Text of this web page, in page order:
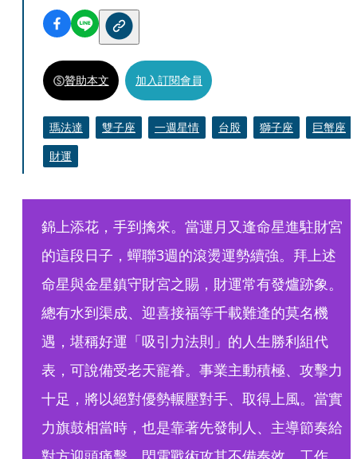
贊助本文 加入訂閱會員
瑪法達 雙子座 一週星情 台股 獅子座
巨蟹座
財運
錦上添花，手到擒來。當運月又逢命星進駐財宮
的這段日子，蟬聯3週的滾燙運勢續強。拜上述
命星與金星鎮守財宮之賜，財運常有發爐跡象。
總有水到渠成、迎喜接福等千載難逢的莫名機
遇，堪稱好運「吸引力法則」的人生勝利組代
表，可說備受老天寵眷。事業主動積極、攻擊力
十足，將以絕對優勢輾壓對手、取得上風。當實
力旗鼓相當時，也是靠著先發制人、主導節奏給